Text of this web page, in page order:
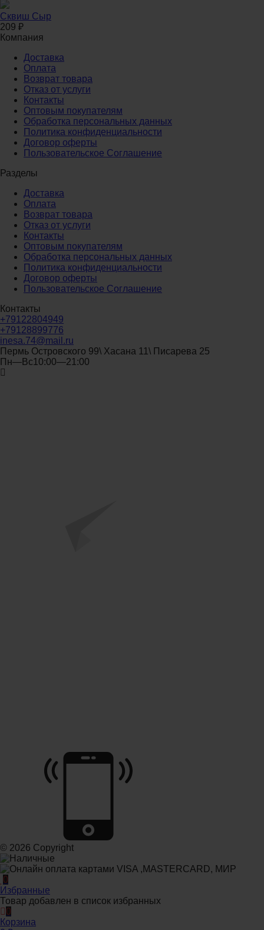
Сквиш Сыр
209 ₽
Компания
Доставка
Оплата
Возврат товара
Отказ от услуги
Контакты
Оптовым покупателям
Обработка персональных данных
Политика конфиденциальности
Договор оферты
Пользовательское Соглашение
Разделы
Доставка
Оплата
Возврат товара
Отказ от услуги
Контакты
Оптовым покупателям
Обработка персональных данных
Политика конфиденциальности
Договор оферты
Пользовательское Соглашение
Контакты
+79122804949
+79128899776
inesa.74@mail.ru
Пермь Островского 99\ Хасана 11\ Писарева 25
Пн—Вс10:00—21:00
© 2026 Copyright
0
Избранные
Товар добавлен в список избранных
0
Корзина